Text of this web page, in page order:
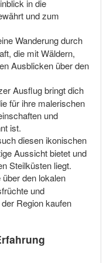
in die
und zum
Wanderung durch
die mit Wäldern,
Ausblicken über den
Ausflug bringt dich
für ihre malerischen
und
ist.
diesen ikonischen
Aussicht bietet und
Steilküsten liegt.
den lokalen
und
Region kaufen